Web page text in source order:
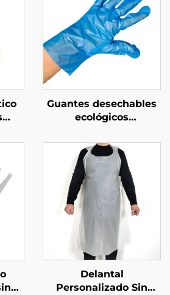
Guantes desechables
ecológicos
compostables de
material de PLA PBAT
almidón de maíz
Delantal
Personalizado Sin